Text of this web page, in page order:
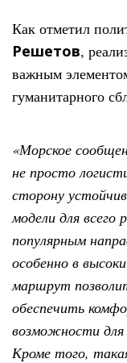
Как отметил
Решетов,
важным
гуманитарного
«Морское
не просто
сторону
модели для всего
популярным
особенно в
маршрут
обеспечить
возможности для
Кроме того,